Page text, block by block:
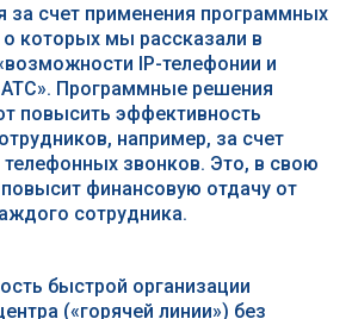
за счет применения программных
которых мы рассказали в
IP-телефонии и
Программные решения
повысить эффективность
например, за счет
телефонных звонков. Это, в свою
финансовую отдачу от
сотрудника.
быстрой организации
(«горячей линии») без